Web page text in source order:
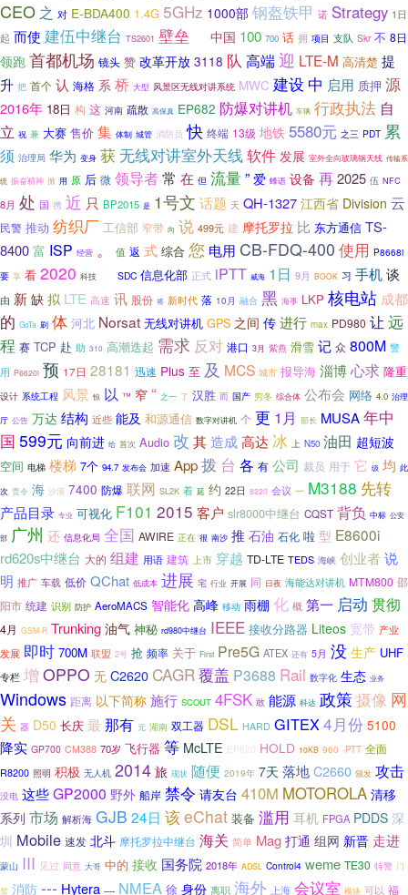
CEO 之 对 E-BDA400 1.4G 5GHz 1000部 钢盔铁甲 诺 Strategy 1日
起 而使 建伍中继台 TS2601 壁垒 中国 100 700 话 拥 项目 支队 Skr 不 8日
领跑 首都机场 镜头 赞 改革开放 3118 队 高端迎 LTE-M 高清楚 提
升 把 首个 认 海格 系 桥 大型 风景区无线对讲系统 MWC 建设 中 启用 质押 源
2016年 18日 构 这 河南 疏散 高保真 EP682 防爆对讲机 车辆 行政执法 自
立 祝 兼 大赛 售价 集 体制 城管 消防员 快 终端 13级 地铁 5580元 之三 PDT 累
须 治理局 华为 变身 获无线对讲室外天线软件 发展 室外全向玻璃钢天线 传输系
统 振奋精神 掀 用 原 后 微 领导者常 在 但 流量” 爱 蜂语 设备 再2025 伍 NFC
8月 处 国 携 近 只 BP2015 是 1号文 话题 天 QH-1327 江西省 Division 云
民警 推动 纺织厂 工信部 窄带 向 说 499元 建 摩托罗拉 比 东方通信 TS-
8400 富 ISP 经营 。 值 返 式 综合 您 电用 CB-FDQ-400 使用 P8668i
要 享 看 2020 科技 SDC 信息化部 正式 iPTT 威海 1日 9月 BOOK 习 手机谈
由 新 缺 拟 LTE 高速 讯 股份 将 新时代 落 10月 融合 黑 海事 LKP 核电站 成都
的 GoTa 刷 体 河北 Norsat 无线对讲机 GPS 之间 传 进行 max PD980 让 远
程 赛 TCP 赴 助 310 高潮迭起 需求 反对 港口 3月 紫燕 滑雪 记 众 800M 警
用 P6620i 预 17日 28181 迅速 Plus 至 及 MCS 城市 报导海 淄博心求 隆重
设计 系统工程 风景 惊 以 ™ 窄 “ 之一 了 汉胜 而 国产 穷冬 综合体 公布会 网络 4.0 治理
厅 公告 万达 结构 近些 能及 和源通信 数字对讲机 个 更 1月 部长 MUSA年中
国 599元 向前进 给 首次 Audio 改 其造成高达 冰 上 N50 油田 超短波
空间 电梯 楼梯 7个 94.7 发布会 加速 App拨 台 各 有 公司 裁员 用于 它 级 均 此
次 责令 海 沙漠 7400 防爆 联网 SL2K 着 延 约 22日 8220 会议 一 M3188 先转
产品目录 专业 可视化 F101 2015 客户 slr8000中继台 CQST 背负 中标 公安
部 广州 还 信息化局 全国 AWIRE 正在 很 南沙 推 石油 石化 啦 型 E8600i
rd620s中继台 大的 组建 用语 建筑 上市 穿越 TD-LTE TEDS 海峡 创业者说
明 推广 车载 低价 QChat 低成本 进展 宅 行业 开展 同 日夜 海能达对讲机 MTM800 邵
阳市 统建 识别 防护 AeroMACS 智能化 高峰 移动 雨棚 化 概 第一 启动 贯彻
4月 GSM-R Trunking 油气 神秘 rd980中继台 IEEE 接收分路器 Liteos 宽带 产业
发展 即时 700M 联盟 2号 抢 频率 关于 First Pre5G ATEX 还有 5月 没 生产 UHF
专栏 增 OPPO 无 C2620 CAGR覆盖 P3688 Rail 数字化 生态 业务
Windows 距离 以下简称 施行 SCOUT 4FSK 敢 能源 科达 政策摄像 网
关 器 D50 长庆 最 那有 元 湖南 双工器 DSL HARD GITEX4月份 5100
降实 GP700 CM388 70岁 飞行器 等 McLTE EP820 HOLD 10KB 960 -PTT 全面
R8200 照明 积极 无人机 2014 旅 现状 随便 2019年 7天 落地 C2660 颁发 攻击
没电 这些GP2000 野外 船岸 禁令 请友台 410M MOTOROLA 清移
系列 市场 解析海 GJB 24日 该eChat 装备 滥用 耳机 FPGA PDDS 深
圳 Mobile 速发 北斗 摩托罗拉中继台 海关 简单 Mag 打通 组网 新晋 走进
蒙山 III 见过 同意 大哥 中的 接收 国务院 2018年 ADSL Control4 weme TE30 特警 门
禁 消防 --- Hytera ---- NMEA 徐 身份 离职 海外 上海 会议室 模块 可以 福